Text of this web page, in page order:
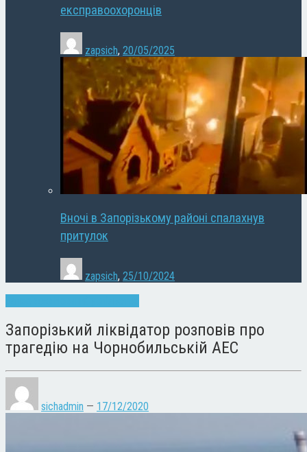
експравоохоронців
zapsich, 20/05/2025
Вночі в Запорізькому районі спалахнув
притулок
zapsich, 25/10/2024
Запорізький ліквідатор розповів про
трагедію на Чорнобильській АЕС
sichadmin — 17/12/2020